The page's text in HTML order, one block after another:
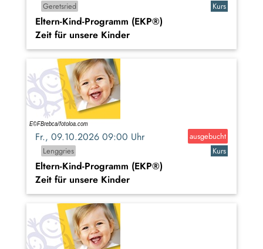
Geretsried
Kurs
Eltern-Kind-Programm (EKP®)
Zeit für unsere Kinder
Fr., 09.10.2026 09:00 Uhr
ausgebucht
Lenggries
Kurs
Eltern-Kind-Programm (EKP®)
Zeit für unsere Kinder